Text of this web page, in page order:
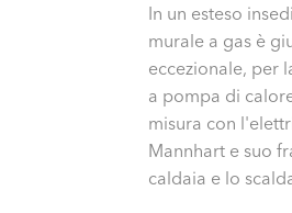
In un esteso
murale a gas è
eccezionale, per
a pompa di
misura con
Mannhart e suo
caldaia e lo